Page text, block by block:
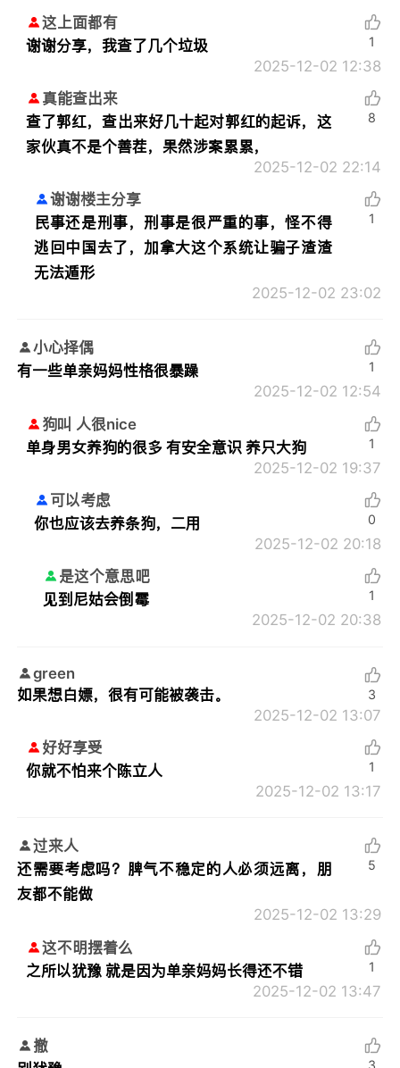
这上面都有
谢谢分享，我查了几个垃圾
2025-12-02 12:38
1
真能查出来
查了郭红，查出来好几十起对郭红的起诉，这
家伙真不是个善茬，果然涉案累累，
2025-12-02 22:14
8
谢谢楼主分享
民事还是刑事，刑事是很严重的事，怪不得
逃回中国去了，加拿大这个系统让骗子渣渣
无法遁形
2025-12-02 23:02
1
小心择偶
有一些单亲妈妈性格很暴躁
2025-12-02 12:54
1
狗叫 人很nice
单身男女养狗的很多 有安全意识 养只大狗
2025-12-02 19:37
1
可以考虑
你也应该去养条狗，二用
2025-12-02 20:18
0
是这个意思吧
见到尼姑会倒霉
2025-12-02 20:38
1
green
如果想白嫖，很有可能被袭击。
2025-12-02 13:07
3
好好享受
你就不怕来个陈立人
2025-12-02 13:17
1
过来人
还需要考虑吗？脾气不稳定的人必须远离，朋
友都不能做
2025-12-02 13:29
5
这不明摆着么
之所以犹豫 就是因为单亲妈妈长得还不错
2025-12-02 13:47
1
撤
3